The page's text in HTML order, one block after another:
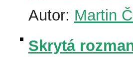
Autor: Martin
Skrytá